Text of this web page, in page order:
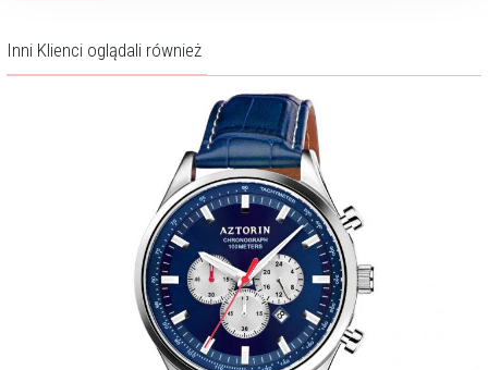
Inni Klienci oglądali również